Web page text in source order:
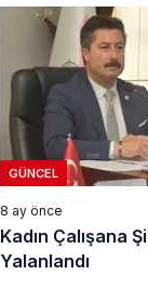
GÜNCEL
8 ay önce
Kadın Çalışana
Yalanlandı